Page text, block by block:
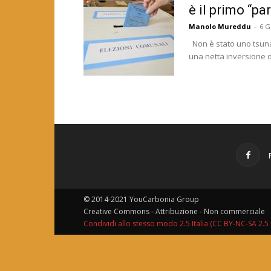
è il primo
Manolo Mureddu - 6
Non è stato uno
una netta inversione
© 2014-2021 YouCarbonia Group
Creative Commons - Attribuzione - Non commerciale
Condividi allo stesso modo 2.5 Italia (CC BY-NC-SA 2.5